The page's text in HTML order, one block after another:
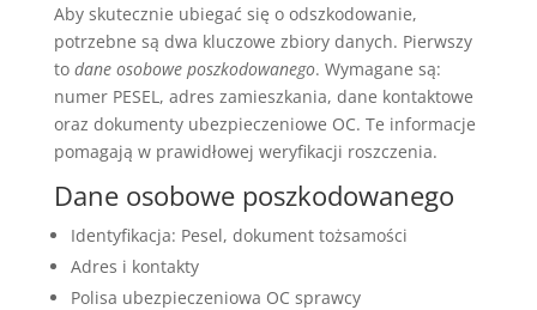
Aby skutecznie ubiegać się o odszkodowanie,
potrzebne są dwa kluczowe zbiory danych. Pierwszy
to dane osobowe poszkodowanego. Wymagane są:
numer PESEL, adres zamieszkania, dane kontaktowe
oraz dokumenty ubezpieczeniowe OC. Te informacje
pomagają w prawidłowej weryfikacji roszczenia.
Dane osobowe poszkodowanego
Identyfikacja: Pesel, dokument tożsamości
Adres i kontakty
Polisa ubezpieczeniowa OC sprawcy